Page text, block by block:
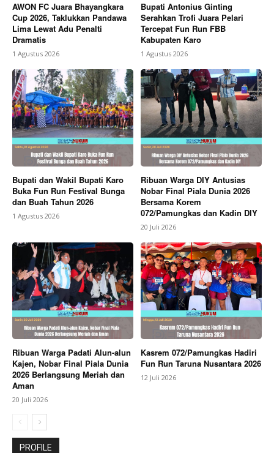
AWON FC Juara Bhayangkara
Cup 2026, Taklukkan Pandawa
Lima Lewat Adu Penalti
Dramatis
1 Agustus 2026
Bupati Antonius Ginting
Serahkan Trofi Juara Pelari
Tercepat Fun Run FBB
Kabupaten Karo
1 Agustus 2026
Bupati dan Wakil Bupati Karo
Buka Fun Run Festival Bunga
dan Buah Tahun 2026
1 Agustus 2026
Ribuan Warga DIY Antusias
Nobar Final Piala Dunia 2026
Bersama Korem
072/Pamungkas dan Kadin DIY
20 Juli 2026
Ribuan Warga Padati Alun-alun
Kajen, Nobar Final Piala Dunia
2026 Berlangsung Meriah dan
Aman
20 Juli 2026
Kasrem 072/Pamungkas Hadiri
Fun Run Taruna Nusantara 2026
12 Juli 2026
PROFILE